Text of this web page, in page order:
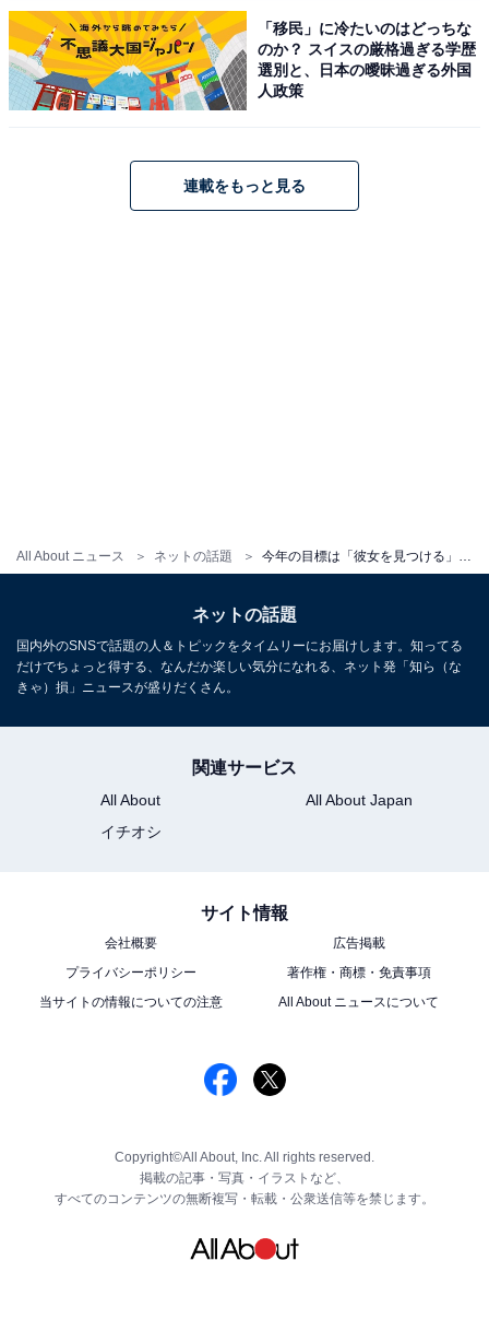
All About ニュース ネットの話題
「移民」に冷たいのはどっちな
のか？ スイスの厳格過ぎる学歴
選別と、日本の曖昧過ぎる外国
人政策
連載をもっと見る
ネットの話題
国内外のSNSで話題の人＆トピックをタイムリーにお届けします。知ってる
だけでちょっと得する、なんだか楽しい気分になれる、ネット発「知ら（な
きゃ）損」ニュースが盛りだくさん。
関連サービス
All About
All About Japan
イチオシ
サイト情報
会社概要
広告掲載
プライバシーポリシー
著作権・商標・免責事項
当サイトの情報についての注意
All About ニュースについて
Copyright©All About, Inc. All rights reserved.
掲載の記事・写真・イラストなど、
すべてのコンテンツの無断複写・転載・公衆送信等を禁じます。